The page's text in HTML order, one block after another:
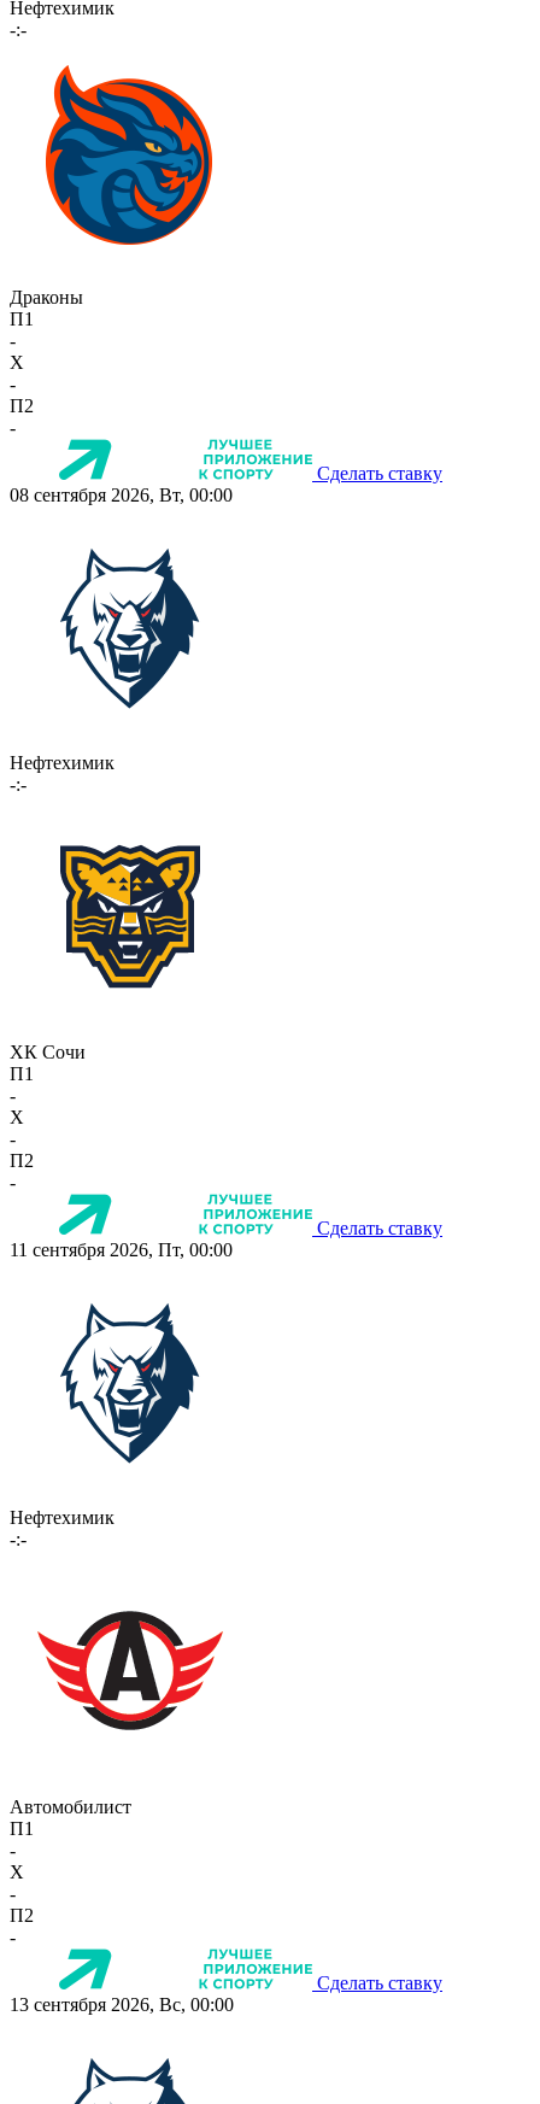
Нефтехимик
-:-
Драконы
П1
-
X
-
П2
-
Сделать ставку
08 сентября 2026, Вт, 00:00
Нефтехимик
-:-
ХК Сочи
П1
-
X
-
П2
-
Сделать ставку
11 сентября 2026, Пт, 00:00
Нефтехимик
-:-
Автомобилист
П1
-
X
-
П2
-
Сделать ставку
13 сентября 2026, Вс, 00:00